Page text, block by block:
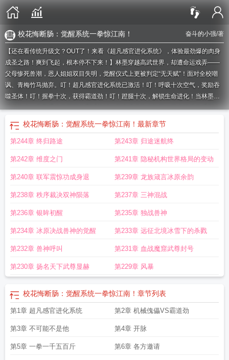
奋斗的小强/著
校花悔断肠：觉醒系统一拳惊江南！
【还在看传统升级文？OUT了！来看《超凡感官进化系统》，体验最劲爆的肉身
成圣之路！爽到飞起，根本停不下来！】林墨穿越高武世界，却遭命运戏弄——
父母惨死兽潮，恩人姐姐双目失明，觉醒仪式上更被判定“无天赋”！面对全校嘲
讽、青梅竹马抛弃。叮！超凡感官进化系统已激活！叮！呼吸十次空气，奖励吞
噬圣体！叮！握拳十次，获得霸道劲！叮！蹬腿十次，解锁生命进化！当林墨在
武道协会一拳轰爆价值百万的测试机时，整个武道协会炸了！三大顶级俱乐部主
管争相招揽，妖娆主管当众贴耳低语： 校花觉醒天赋后立马与我分手都市武道爽
文合集
可以看见的进化路线
校花拒绝觉醒系统校花决赛
集校花觉醒时间回档 校花系数 校花系统
校花悔断肠：觉醒系统一拳惊江南！ 最新章节
第244章 终归路途 第243章 归途迷航终
第242章 维度之门 第241章 隐秘机构世界格局的变动
第240章 联军震惊功成身退 第239章 龙族箴言冰原余韵
第238章 秩序裁决双神陨落 第237章 三神混战
第236章 银眸初醒 第235章 独战兽神
第234章 冰原决战兽神的觉醒 第233章 远征北境冰雪下的杀戮
第232章 兽神呼叫 第231章 血战魔窟武尊封号
第230章 扬名天下武尊显赫 第229章 风暴
校花悔断肠：觉醒系统一拳惊江南！ 章节列表
第1章 超凡感官进化系统 第2章 机械傀儡VS霸道劲
第3章 不可能不是他 第4章 开脉
第5章 一拳一千五百斤 第6章 各方邀请